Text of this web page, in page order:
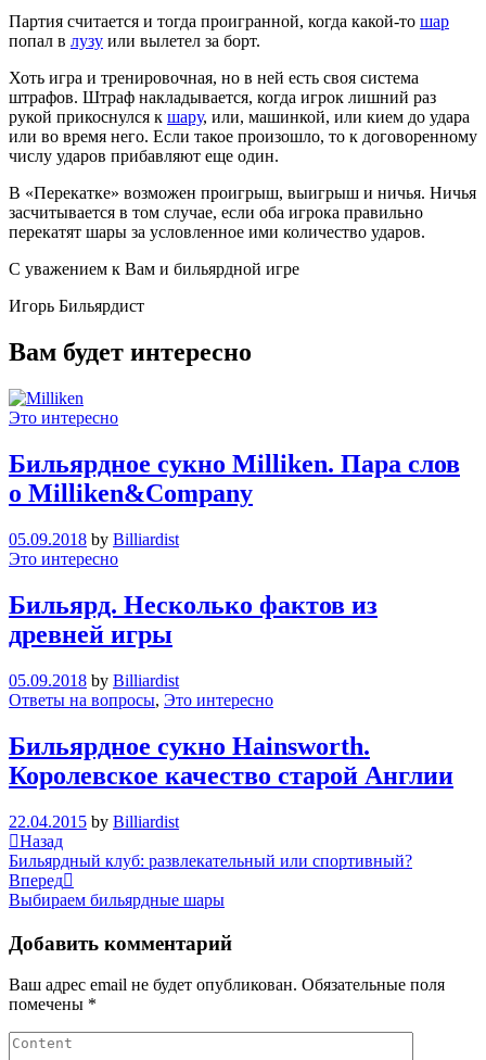
Партия считается и тогда проигранной, когда какой-то шар
попал в лузу или вылетел за борт.
Хоть игра и тренировочная, но в ней есть своя система
штрафов. Штраф накладывается, когда игрок лишний раз
рукой прикоснулся к шару, или, машинкой, или кием до удара
или во время него. Если такое произошло, то к договоренному
числу ударов прибавляют еще один.
В «Перекатке» возможен проигрыш, выигрыш и ничья. Ничья
засчитывается в том случае, если оба игрока правильно
перекатят шары за условленное ими количество ударов.
C уважением к Вам и бильярдной игре
Игорь Бильярдист
Вам будет интересно
Это интересно
Бильярдное сукно Milliken. Пара слов
о Milliken&Company
05.09.2018 by Billiardist
Это интересно
Бильярд. Несколько фактов из
древней игры
05.09.2018 by Billiardist
Ответы на вопросы, Это интересно
Бильярдное сукно Hainsworth.
Королевское качество старой Англии
22.04.2015 by Billiardist
Навигация
по
записям
Previous
Post
Назад
Бильярдный клуб: развлекательный или спортивный?
Next
Post
Вперед
Выбираем бильярдные шары
Добавить комментарий
Ваш адрес email не будет опубликован. Обязательные поля
помечены *